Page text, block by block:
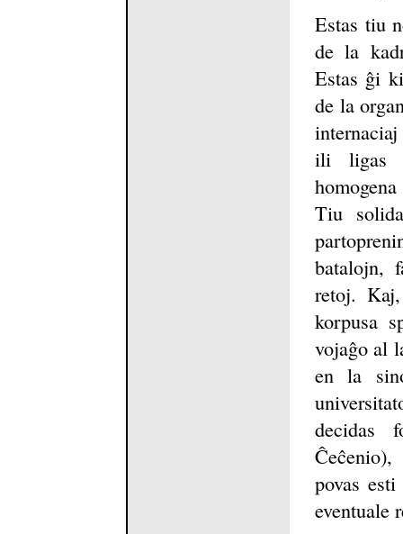
Estas tiu
de la
Estas ĝi
de la
ili ligas
Tiu
batalojn,
retoj.
korpusa
vojaĝo al
en la
decidas
povas
eventuale